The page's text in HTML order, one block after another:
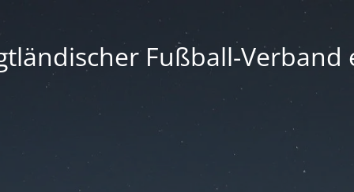
Fußball-Verband